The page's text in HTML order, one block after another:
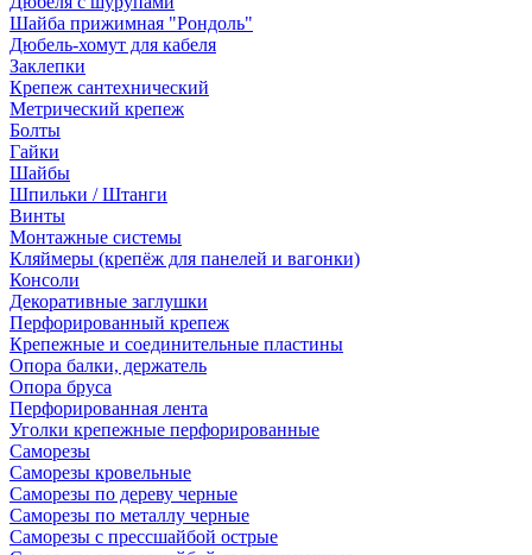
Шайба прижимная "Рондоль"
Дюбель-хомут для кабеля
Заклепки
Крепеж сантехнический
Метрический крепеж
Болты
Гайки
Шайбы
Шпильки / Штанги
Винты
Монтажные системы
Кляймеры (крепёж для панелей и вагонки)
Консоли
Декоративные заглушки
Перфорированный крепеж
Крепежные и соединительные пластины
Опора балки, держатель
Опора бруса
Перфорированная лента
Уголки крепежные перфорированные
Саморезы
Саморезы кровельные
Саморезы по дереву черные
Саморезы по металлу черные
Саморезы с прессшайбой острые